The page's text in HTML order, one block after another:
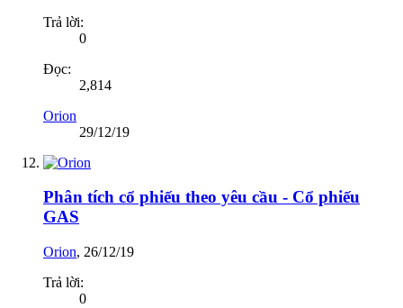
Trả lời:
0
Đọc:
2,814
Orion
29/12/19
Phân tích cổ phiếu theo yêu cầu - Cổ phiếu
GAS
Orion, 26/12/19
Trả lời:
0